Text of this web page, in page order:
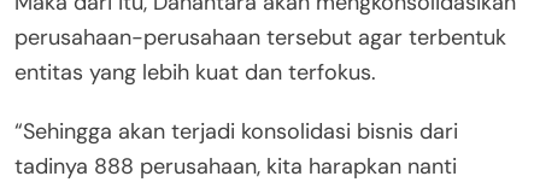
perusahaan-perusahaan tersebut agar terbentuk
entitas yang lebih kuat dan terfokus.
“Sehingga akan terjadi konsolidasi bisnis dari
tadinya 888 perusahaan, kita harapkan nanti